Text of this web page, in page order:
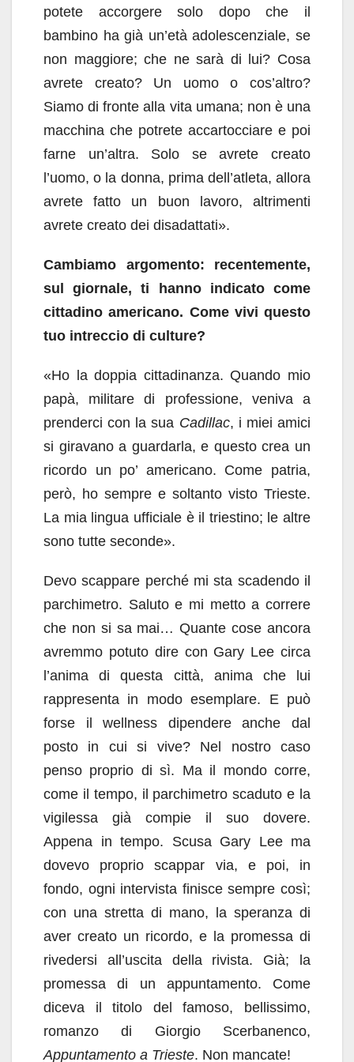
potete accorgere solo dopo che il
bambino ha già un’età adolescenziale, se
non maggiore; che ne sarà di lui? Cosa
avrete creato? Un uomo o cos’altro?
Siamo di fronte alla vita umana; non è una
macchina che potrete accartocciare e poi
farne un’altra. Solo se avrete creato
l’uomo, o la donna, prima dell’atleta, allora
avrete fatto un buon lavoro, altrimenti
avrete creato dei disadattati».
Cambiamo argomento: recentemente,
sul giornale, ti hanno indicato come
cittadino americano. Come vivi questo
tuo intreccio di culture?
«Ho la doppia cittadinanza. Quando mio
papà, militare di professione, veniva a
prenderci con la sua Cadillac, i miei amici
si giravano a guardarla, e questo crea un
ricordo un po’ americano. Come patria,
però, ho sempre e soltanto visto Trieste.
La mia lingua ufficiale è il triestino; le altre
sono tutte seconde».
Devo scappare perché mi sta scadendo il
parchimetro. Saluto e mi metto a correre
che non si sa mai… Quante cose ancora
avremmo potuto dire con Gary Lee circa
l’anima di questa città, anima che lui
rappresenta in modo esemplare. E può
forse il wellness dipendere anche dal
posto in cui si vive? Nel nostro caso
penso proprio di sì. Ma il mondo corre,
come il tempo, il parchimetro scaduto e la
vigilessa già compie il suo dovere.
Appena in tempo. Scusa Gary Lee ma
dovevo proprio scappar via, e poi, in
fondo, ogni intervista finisce sempre così;
con una stretta di mano, la speranza di
aver creato un ricordo, e la promessa di
rivedersi all’uscita della rivista. Già; la
promessa di un appuntamento. Come
diceva il titolo del famoso, bellissimo,
romanzo di Giorgio Scerbanenco,
Appuntamento a Trieste. Non mancate!